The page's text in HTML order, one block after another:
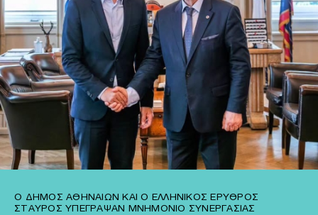
Ο ΔΉΜΟΣ ΑΘΗΝΑΊΩΝ ΚΑΙ Ο ΕΛΛΗΝΙΚΌΣ ΕΡΥΘΡΌΣ
ΣΤΑΥΡΌΣ ΥΠΈΓΡΑΨΑΝ ΜΝΗΜΌΝΙΟ ΣΥΝΕΡΓΑΣΊΑΣ